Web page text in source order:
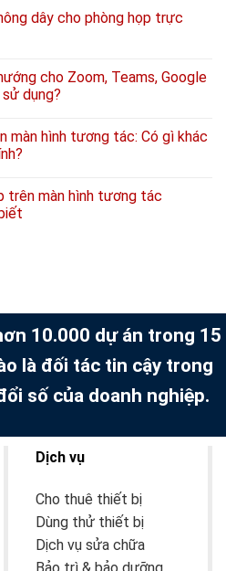
dây cho phòng họp trực
cho Zoom, Teams, Google
dụng?
màn hình tương tác: Có gì khác
trên màn hình tương tác
10.000 dự án trong 15
là đối tác tin cậy trong
số của doanh nghiệp.
Dịch vụ
Cho thuê thiết bị
Dùng thử thiết bị
Dịch vụ sửa chữa